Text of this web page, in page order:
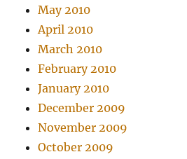
May 2010
April 2010
March 2010
February 2010
January 2010
December 2009
November 2009
October 2009